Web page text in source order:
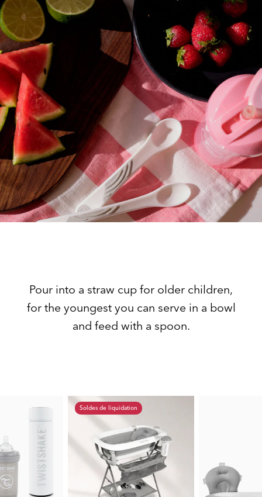
Pour into a straw cup for older children,
for the youngest you can serve in a bowl
and feed with a spoon.
Soldes de liquidation